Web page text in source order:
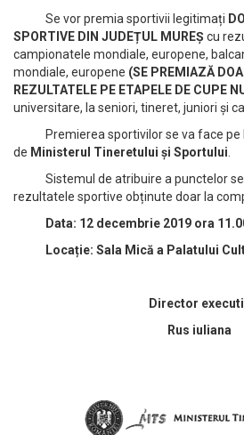
Se vor premia sportivii legitimați
SPORTIVE DIN JUDEȚUL MUREȘ cu
campionatele mondiale, europene,
mondiale, europene (SE PREMIAZĂ
REZULTATELE PE ETAPELE DE CUPE
universitare, la seniori, tineret, juniori și
Premierea sportivilor se va face pe
de Ministerul Tineretului și Sportului
Sistemul de atribuire a punctelor se
rezultatele sportive obținute doar la
Data: 12 decembrie 2019 ora
Locație: Sala Mică a Palatului
Director
Rus iuliana